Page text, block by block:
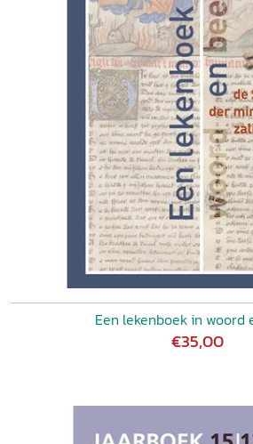
Een lekenboek in woord
€35,00